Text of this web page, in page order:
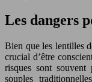
Les dangers
Bien que les lentilles
crucial d’être
risques sont souvent
souples